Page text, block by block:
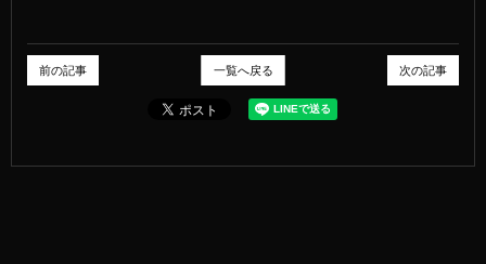
次の記事
一覧へ戻る
前の記事